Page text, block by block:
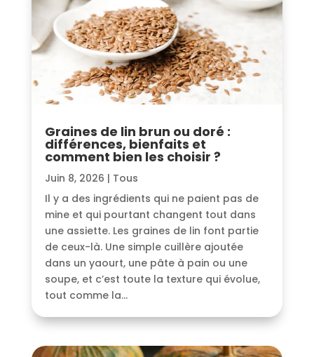
Graines de lin brun ou doré :
différences, bienfaits et
comment bien les choisir ?
Juin 8, 2026 | Tous
Il y a des ingrédients qui ne paient pas de
mine et qui pourtant changent tout dans
une assiette. Les graines de lin font partie
de ceux-là. Une simple cuillère ajoutée
dans un yaourt, une pâte à pain ou une
soupe, et c’est toute la texture qui évolue,
tout comme la...